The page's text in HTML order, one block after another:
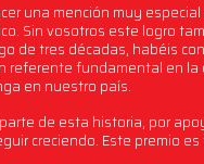
una mención muy
Sin vosotros este logro
de tres décadas, habéis
referente fundamental en la
en nuestro país.
de esta historia, por
creciendo. Este premio